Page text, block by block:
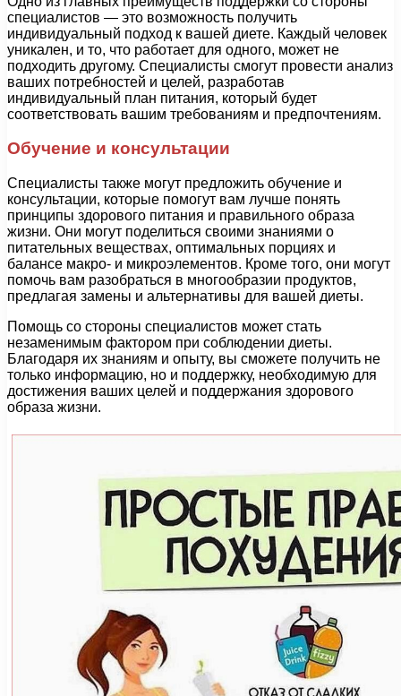
специалистов — это возможность получить
индивидуальный подход к вашей диете. Каждый человек
уникален, и то, что работает для одного, может не
подходить другому. Специалисты смогут провести анализ
ваших потребностей и целей, разработав
индивидуальный план питания, который будет
соответствовать вашим требованиям и предпочтениям.
Обучение и консультации
Специалисты также могут предложить обучение и
консультации, которые помогут вам лучше понять
принципы здорового питания и правильного образа
жизни. Они могут поделиться своими знаниями о
питательных веществах, оптимальных порциях и
балансе макро- и микроэлементов. Кроме того, они могут
помочь вам разобраться в многообразии продуктов,
предлагая замены и альтернативы для вашей диеты.
Помощь со стороны специалистов может стать
незаменимым фактором при соблюдении диеты.
Благодаря их знаниям и опыту, вы сможете получить не
только информацию, но и поддержку, необходимую для
достижения ваших целей и поддержания здорового
образа жизни.